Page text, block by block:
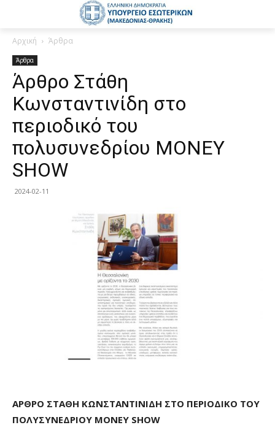
Αρχική Άρθρα
Άρθρα
Άρθρο Στάθη
Κωνσταντινίδη στο
περιοδικό του
πολυσυνεδρίου MONEY
SHOW
2024-02-11
ΑΡΘΡΟ ΣΤΑΘΗ ΚΩΝΣΤΑΝΤΙΝΙΔΗ ΣΤΟ ΠΕΡΙΟΔΙΚΟ ΤΟΥ
ΠΟΛΥΣΥΝΕΔΡΙΟΥ MONEY SHOW